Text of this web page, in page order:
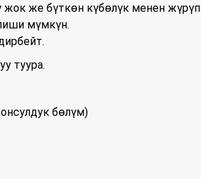
же бүткөн күбөлүк менен жүрүп
мүмкүн.
туура.
бөлүм)